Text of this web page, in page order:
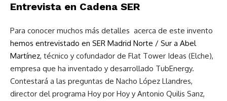
Entrevista en Cadena SER
Para conocer muchos más detalles acerca de este invento
hemos entrevistado en SER Madrid Norte / Sur a Abel
Martínez, técnico y cofundador de Flat Tower Ideas (Elche),
empresa que ha inventado y desarrollado TubEnergy.
Contestará a las preguntas de Nacho López Llandres,
director del programa Hoy por Hoy y Antonio Quilis Sanz,